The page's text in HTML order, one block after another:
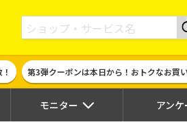
貯めて現金やギフト券に交換できるポイントサイ
第3弾クーポンは本日から！おトクなお買
モニター アンケ